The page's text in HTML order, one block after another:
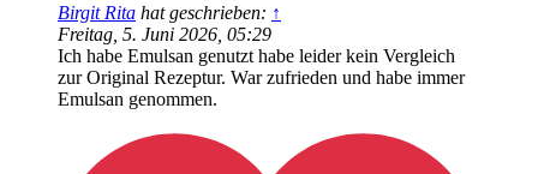
Birgit Rita hat geschrieben: ↑
Freitag, 5. Juni 2026, 05:29
Ich habe Emulsan genutzt habe leider kein Vergleich
zur Original Rezeptur. War zufrieden und habe immer
Emulsan genommen.